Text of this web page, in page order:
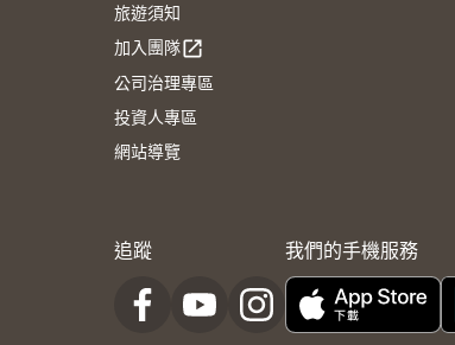
旅遊須知
加入團隊open_in_new
公司治理專區
投資人專區
網站導覽
追蹤 我們的手機服務